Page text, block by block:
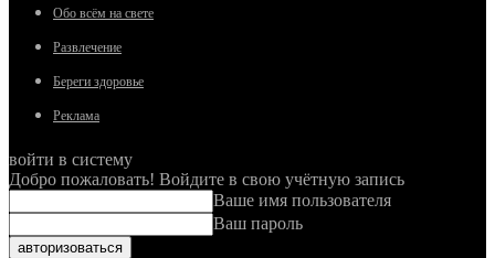
Обо всём на свете
Развлечение
Береги здоровье
Реклама
войти в систему
Добро пожаловать! Войдите в свою учётную запись
Ваше имя пользователя
Ваш пароль